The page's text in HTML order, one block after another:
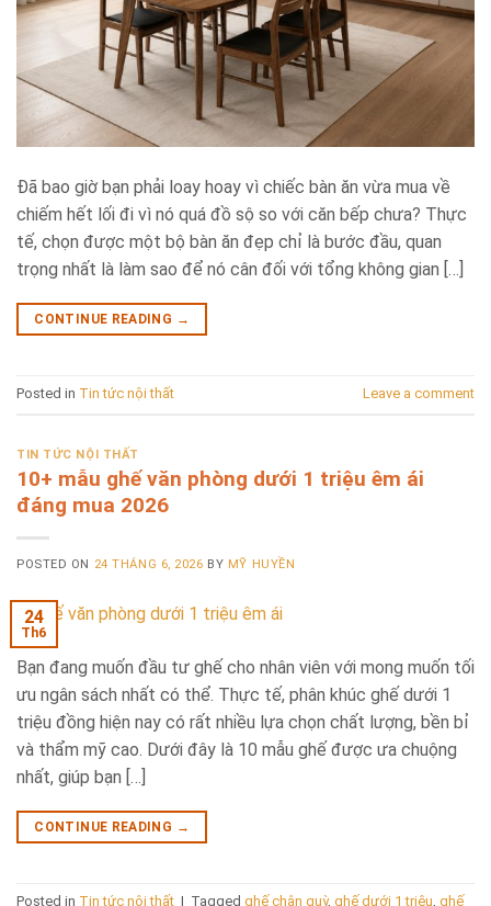
Đã bao giờ bạn phải loay hoay vì chiếc bàn ăn vừa mua về
chiếm hết lối đi vì nó quá đồ sộ so với căn bếp chưa? Thực
tế, chọn được một bộ bàn ăn đẹp chỉ là bước đầu, quan
trọng nhất là làm sao để nó cân đối với tổng không gian […]
CONTINUE READING →
Posted in Tin tức nội thất Leave a comment
TIN TỨC NỘI THẤT
10+ mẫu ghế văn phòng dưới 1 triệu êm ái
đáng mua 2026
POSTED ON 24 THÁNG 6, 2026 BY MỸ HUYỀN
24
Th6
Bạn đang muốn đầu tư ghế cho nhân viên với mong muốn tối
ưu ngân sách nhất có thể. Thực tế, phân khúc ghế dưới 1
triệu đồng hiện nay có rất nhiều lựa chọn chất lượng, bền bỉ
và thẩm mỹ cao. Dưới đây là 10 mẫu ghế được ưa chuộng
nhất, giúp bạn […]
CONTINUE READING →
Posted in Tin tức nội thất | Tagged ghế chân quỳ, ghế dưới 1 triệu ghế